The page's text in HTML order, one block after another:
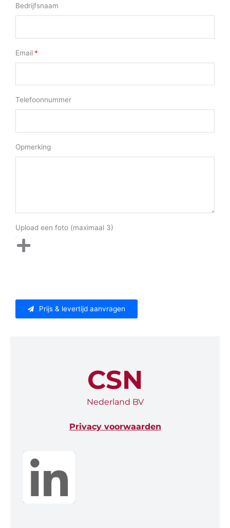
Bedrijfsnaam
Email
Telefoonnummer
Opmerking
Upload een foto (maximaal 3)
Prijs & levertijd aanvragen
CSN
Nederland BV
Privacy voorwaarden